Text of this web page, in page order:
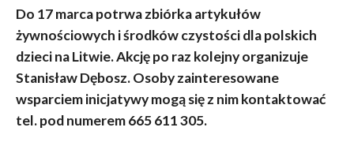
Do 17 marca potrwa zbiórka artykułów
żywnościowych i środków czystości dla polskich
dzieci na Litwie. Akcję po raz kolejny organizuje
Stanisław Dębosz. Osoby zainteresowane
wsparciem inicjatywy mogą się z nim kontaktować
tel. pod numerem 665 611 305.